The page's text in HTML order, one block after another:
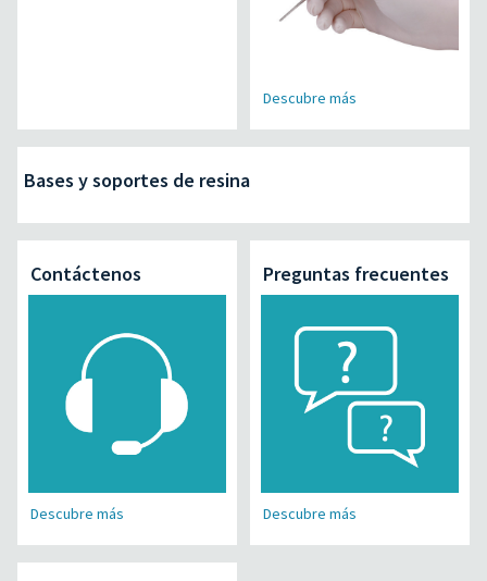
Descubre más
Bases y soportes de resina
Contáctenos
Descubre más
Preguntas frecuentes
Descubre más